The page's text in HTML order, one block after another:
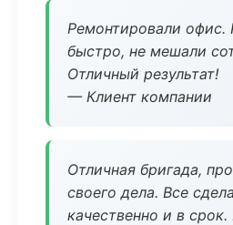
Ремонтировали офис.
быстро, не мешали
Отличный результат!
— Клиент компании
Отличная бригада,
своего дела. Все
качественно и в